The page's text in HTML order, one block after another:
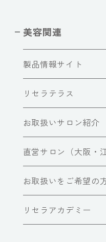
美容関連
製品情報サイト
リセラテラス
お取扱いサロン紹介
直営サロン（大阪・
お取扱いをご希望の
リセラアカデミー